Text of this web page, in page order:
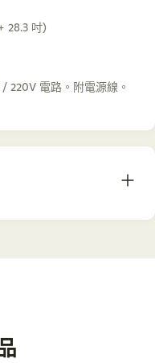
28.3 吋)
220V 電路。附電源線。